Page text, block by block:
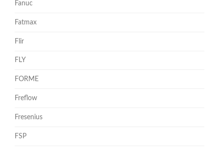
Fanuc
Fatmax
Flir
FLY
FORME
Freflow
Fresenius
FSP